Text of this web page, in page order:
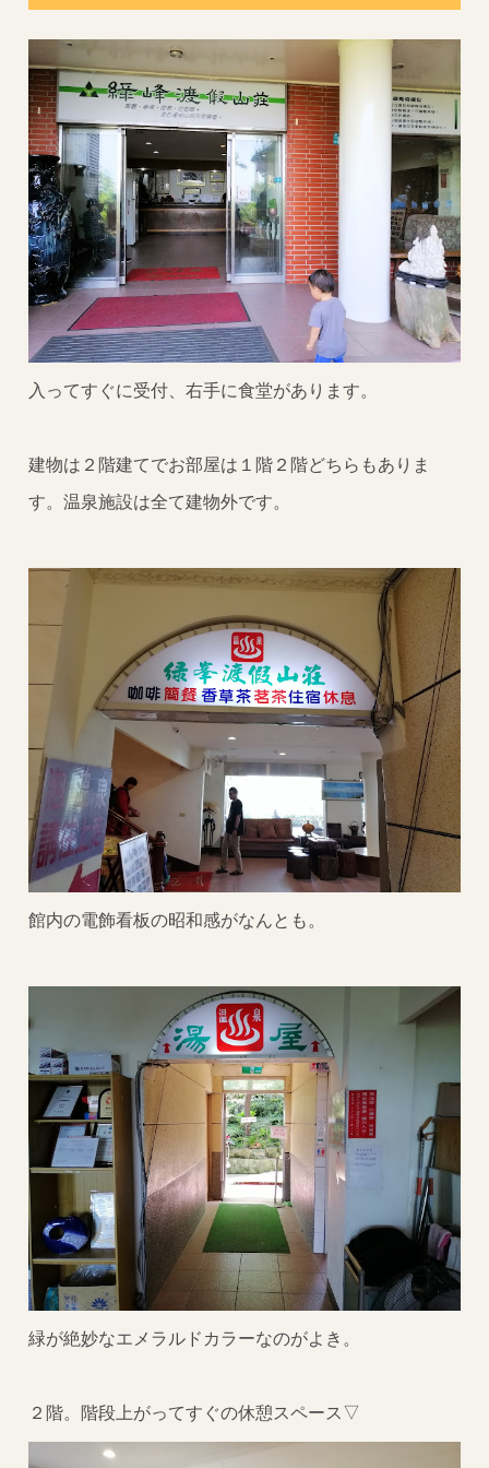
入ってすぐに受付、右手に食堂があります。
建物は２階建てでお部屋は１階２階どちらもありま
す。温泉施設は全て建物外です。
館内の電飾看板の昭和感がなんとも。
緑が絶妙なエメラルドカラーなのがよき。
２階。階段上がってすぐの休憩スペース▽